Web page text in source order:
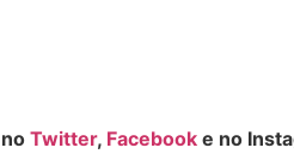
Twitter, Facebook e no